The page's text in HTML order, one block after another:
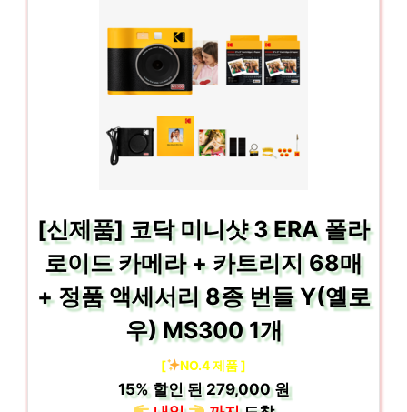
[신제품] 코닥 미니샷 3 ERA 폴라
로이드 카메라 + 카트리지 68매
+ 정품 액세서리 8종 번들 Y(옐로
우) MS300 1개
[ NO.4 제품 ]
15%할인 된279,000 원